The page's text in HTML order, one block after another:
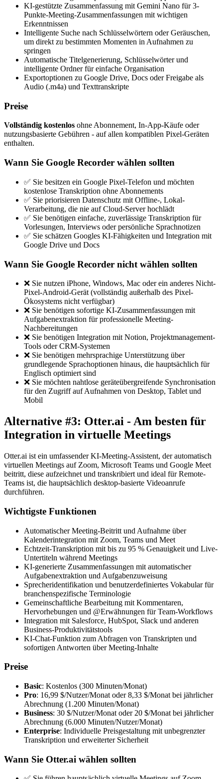
KI-gestützte Zusammenfassung mit Gemini Nano für 3-
Punkte-Meeting-Zusammenfassungen mit wichtigen
Erkenntnissen
Intelligente Suche nach Schlüsselwörtern oder Geräuschen,
um direkt zu bestimmten Momenten in Aufnahmen zu
springen
Automatische Titelgenerierung, Schlüsselwörter und
intelligente Ordner für einfache Organisation
Exportoptionen zu Google Drive, Docs oder Freigabe als
Audio (.m4a) und Texttranskripte
Preise
Vollständig kostenlos ohne Abonnement, In-App-Käufe oder
nutzungsbasierte Gebühren - auf allen kompatiblen Pixel-Geräten
enthalten.
Wann Sie Google Recorder wählen sollten
✅ Sie besitzen ein Google Pixel-Telefon und möchten
kostenlose Transkription ohne Abonnements
✅ Sie priorisieren Datenschutz mit Offline-, Lokal-
Verarbeitung, die nie auf Cloud-Server hochlädt
✅ Sie benötigen einfache, zuverlässige Transkription für
Vorlesungen, Interviews oder persönliche Sprachnotizen
✅ Sie schätzen Googles KI-Fähigkeiten und Integration mit
Google Drive und Docs
Wann Sie Google Recorder nicht wählen sollten
❌ Sie nutzen iPhone, Windows, Mac oder ein anderes Nicht-
Pixel-Android-Gerät (vollständig außerhalb des Pixel-
Ökosystems nicht verfügbar)
❌ Sie benötigen sofortige KI-Zusammenfassungen mit
Aufgabenextraktion für professionelle Meeting-
Nachbereitungen
❌ Sie benötigen Integration mit Notion, Projektmanagement-
Tools oder CRM-Systemen
❌ Sie benötigen mehrsprachige Unterstützung über
grundlegende Sprachoptionen hinaus, die hauptsächlich für
Englisch optimiert sind
❌ Sie möchten nahtlose geräteübergreifende Synchronisation
für den Zugriff auf Aufnahmen von Desktop, Tablet und
Mobil
Alternative #3: Otter.ai - Am besten für
Integration in virtuelle Meetings
Otter.ai ist ein umfassender KI-Meeting-Assistent, der automatisch
virtuellen Meetings auf Zoom, Microsoft Teams und Google Meet
beitritt, diese aufzeichnet und transkribiert und ideal für Remote-
Teams ist, die hauptsächlich desktop-basierte Videoanrufe
durchführen.
Wichtigste Funktionen
Automatischer Meeting-Beitritt und Aufnahme über
Kalenderintegration mit Zoom, Teams und Meet
Echtzeit-Transkription mit bis zu 95 % Genauigkeit und Live-
Untertiteln während Meetings
KI-generierte Zusammenfassungen mit automatischer
Aufgabenextraktion und Aufgabenzuweisung
Sprecheridentifikation und benutzerdefiniertes Vokabular für
branchenspezifische Terminologie
Gemeinschaftliche Bearbeitung mit Kommentaren,
Hervorhebungen und @Erwähnungen für Team-Workflows
Integration mit Salesforce, HubSpot, Slack und anderen
Business-Produktivitätstools
KI-Chat-Funktion zum Abfragen von Transkripten und
sofortigen Antworten über Meeting-Inhalte
Preise
Basic: Kostenlos (300 Minuten/Monat)
Pro: 16,99 $/Nutzer/Monat oder 8,33 $/Monat bei jährlicher
Abrechnung (1.200 Minuten/Monat)
Business: 30 $/Nutzer/Monat oder 20 $/Monat bei jährlicher
Abrechnung (6.000 Minuten/Nutzer/Monat)
Enterprise: Individuelle Preisgestaltung mit unbegrenzter
Transkription und erweiterter Sicherheit
Wann Sie Otter.ai wählen sollten